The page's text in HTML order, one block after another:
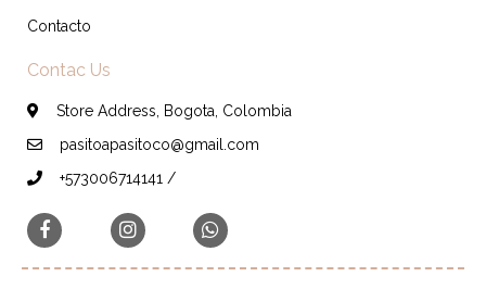
Contacto
Contac Us
Store Address, Bogota, Colombia
pasitoapasitoco@gmail.com
+573006714141 /